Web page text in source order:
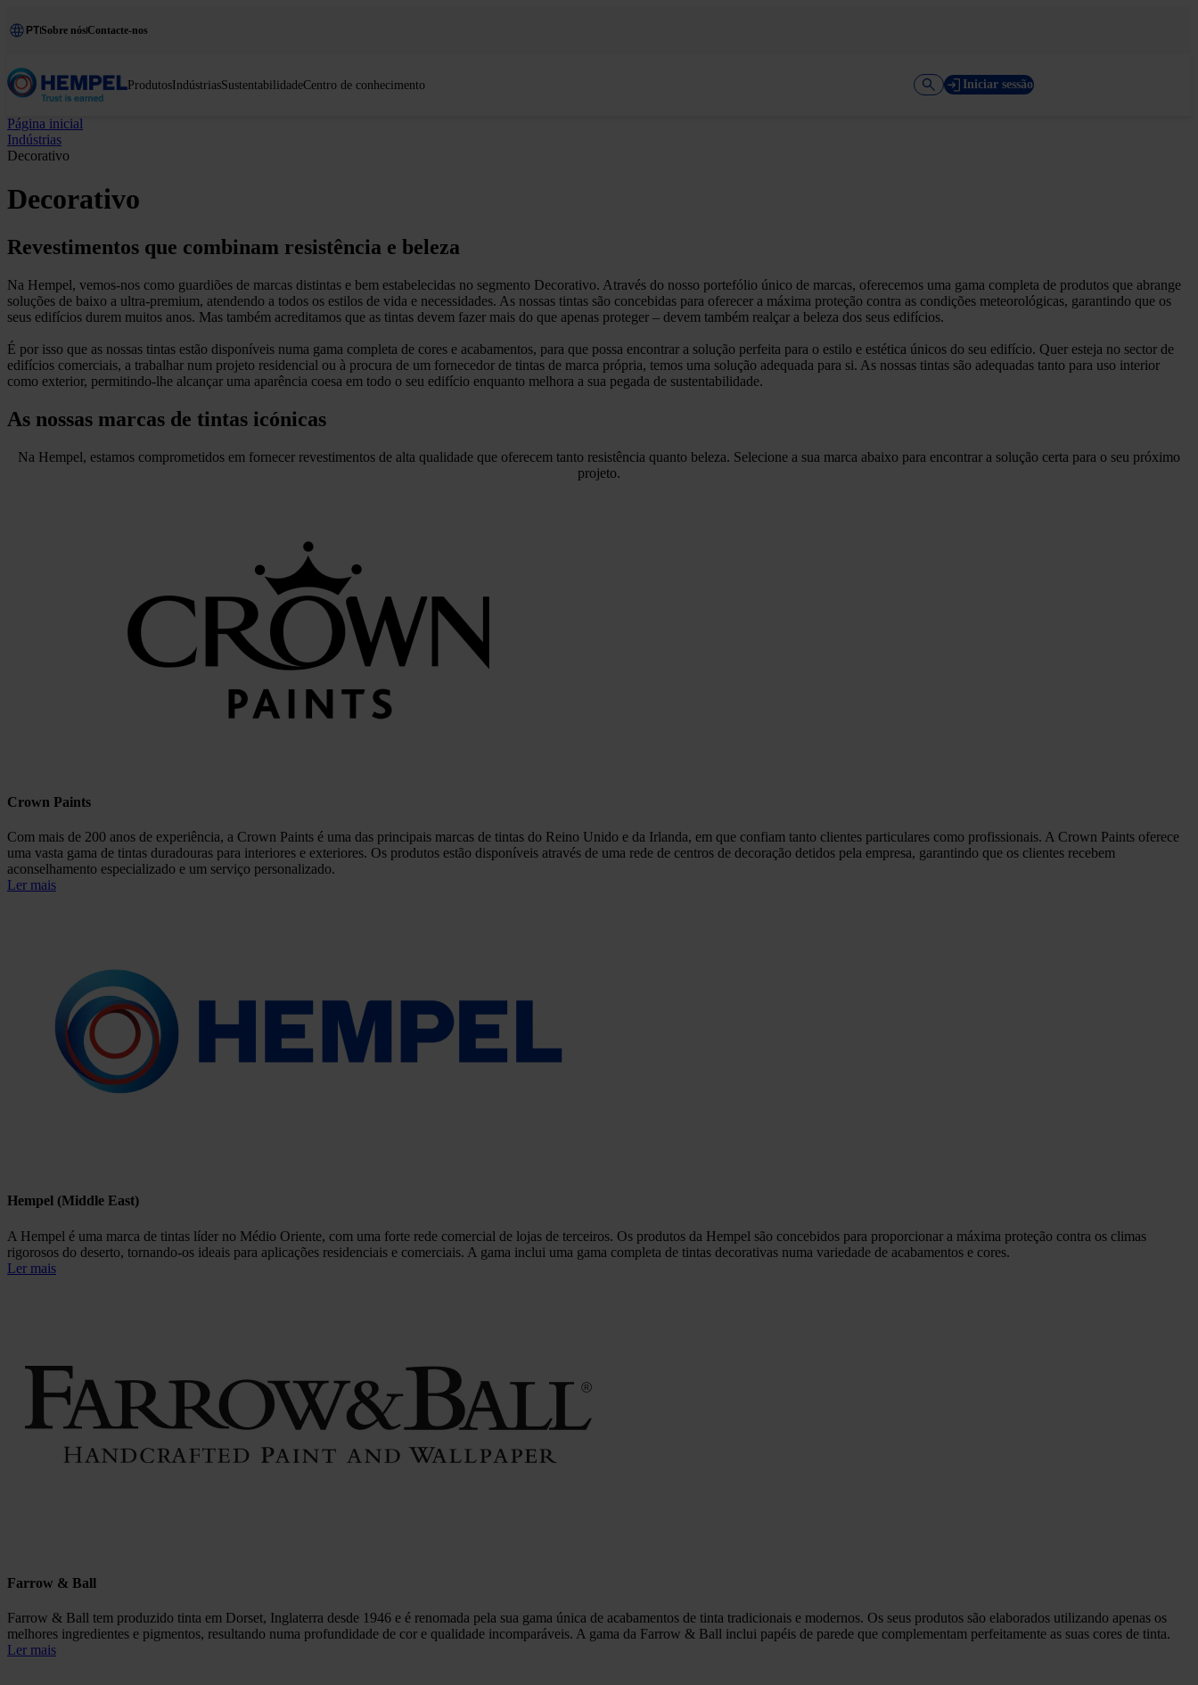
PT Sobre nósContacte-nos
ProdutosIndústriasSustentabilidadeCentro de conhecimento Iniciar sessão
Página inicial
Indústrias
Decorativo
Decorativo
Revestimentos que combinam resistência e beleza
Na Hempel, vemos-nos como guardiões de marcas distintas e bem estabelecidas no segmento Decorativo. Através do nosso portefólio único de marcas, oferecemos uma gama completa de produtos que abrange
soluções de baixo a ultra-premium, atendendo a todos os estilos de vida e necessidades. As nossas tintas são concebidas para oferecer a máxima proteção contra as condições meteorológicas, garantindo que os
seus edifícios durem muitos anos. Mas também acreditamos que as tintas devem fazer mais do que apenas proteger – devem também realçar a beleza dos seus edifícios.
É por isso que as nossas tintas estão disponíveis numa gama completa de cores e acabamentos, para que possa encontrar a solução perfeita para o estilo e estética únicos do seu edifício. Quer esteja no sector de
edifícios comerciais, a trabalhar num projeto residencial ou à procura de um fornecedor de tintas de marca própria, temos uma solução adequada para si. As nossas tintas são adequadas tanto para uso interior
como exterior, permitindo-lhe alcançar uma aparência coesa em todo o seu edifício enquanto melhora a sua pegada de sustentabilidade.
As nossas marcas de tintas icónicas
Na Hempel, estamos comprometidos em fornecer revestimentos de alta qualidade que oferecem tanto resistência quanto beleza. Selecione a sua marca abaixo para encontrar a solução certa para o seu próximo
projeto.
Crown Paints
Com mais de 200 anos de experiência, a Crown Paints é uma das principais marcas de tintas do Reino Unido e da Irlanda, em que confiam tanto clientes particulares como profissionais. A Crown Paints oferece
uma vasta gama de tintas duradouras para interiores e exteriores. Os produtos estão disponíveis através de uma rede de centros de decoração detidos pela empresa, garantindo que os clientes recebem
aconselhamento especializado e um serviço personalizado.
Ler mais
Hempel (Middle East)
A Hempel é uma marca de tintas líder no Médio Oriente, com uma forte rede comercial de lojas de terceiros. Os produtos da Hempel são concebidos para proporcionar a máxima proteção contra os climas
rigorosos do deserto, tornando-os ideais para aplicações residenciais e comerciais. A gama inclui uma gama completa de tintas decorativas numa variedade de acabamentos e cores.
Ler mais
Farrow & Ball
Farrow & Ball tem produzido tinta em Dorset, Inglaterra desde 1946 e é renomada pela sua gama única de acabamentos de tinta tradicionais e modernos. Os seus produtos são elaborados utilizando apenas os
melhores ingredientes e pigmentos, resultando numa profundidade de cor e qualidade incomparáveis. A gama da Farrow & Ball inclui papéis de parede que complementam perfeitamente as suas cores de tinta.
Ler mais